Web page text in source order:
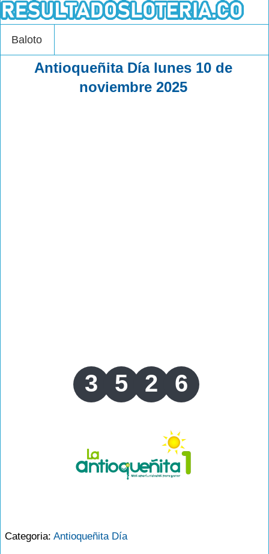
Baloto
Antioqueñita Día lunes 10 de
noviembre 2025
3 5 2 6
Categoria: Antioqueñita Día